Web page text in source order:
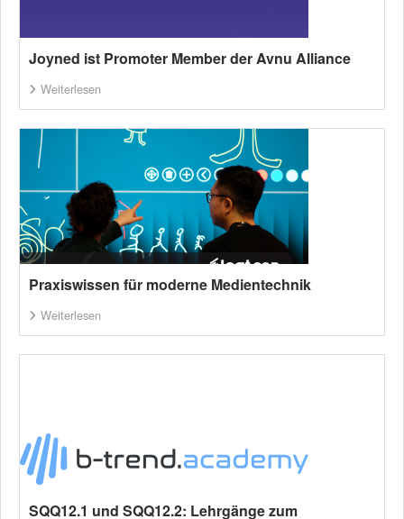
Joyned ist Promoter Member der Avnu Alliance
Weiterlesen
Praxiswissen für moderne Medientechnik
Weiterlesen
SQQ12.1 und SQQ12.2: Lehrgänge zum